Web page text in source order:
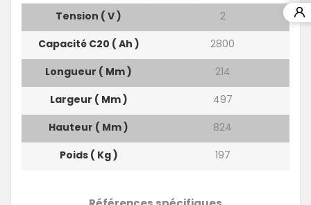
Tension ( V )
2
Capacité C20 ( Ah )
2800
Longueur ( Mm )
214
Largeur ( Mm )
497
Hauteur ( Mm )
824
Poids ( Kg )
197